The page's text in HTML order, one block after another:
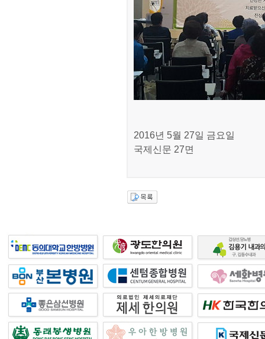
2016년 5월 27일 금요일
국제신문 27면